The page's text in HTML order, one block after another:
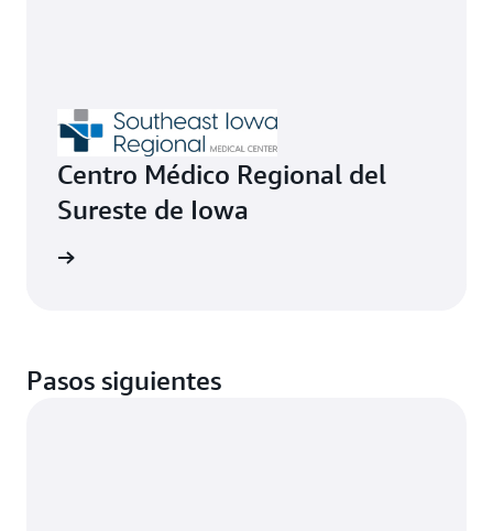
Centro Médico Regional del
Sureste de Iowa
Pasos siguientes